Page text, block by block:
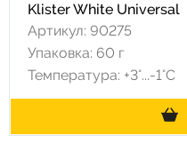
Klister White Universal
Артикул: 90275
Упаковка: 60 г
Температура: +3°...-1°С